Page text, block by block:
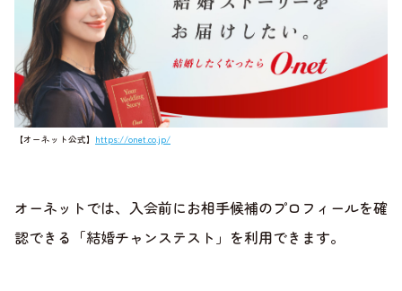
【オーネット公式】 https://onet.co.jp/
オーネットでは、入会前にお相手候補のプロフィールを確
認できる「結婚チャンステスト」を利用できます。